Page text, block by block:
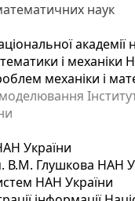
наук
академії
і механіки
механіки і
України
В.М. Глушкова НАН
НАН України